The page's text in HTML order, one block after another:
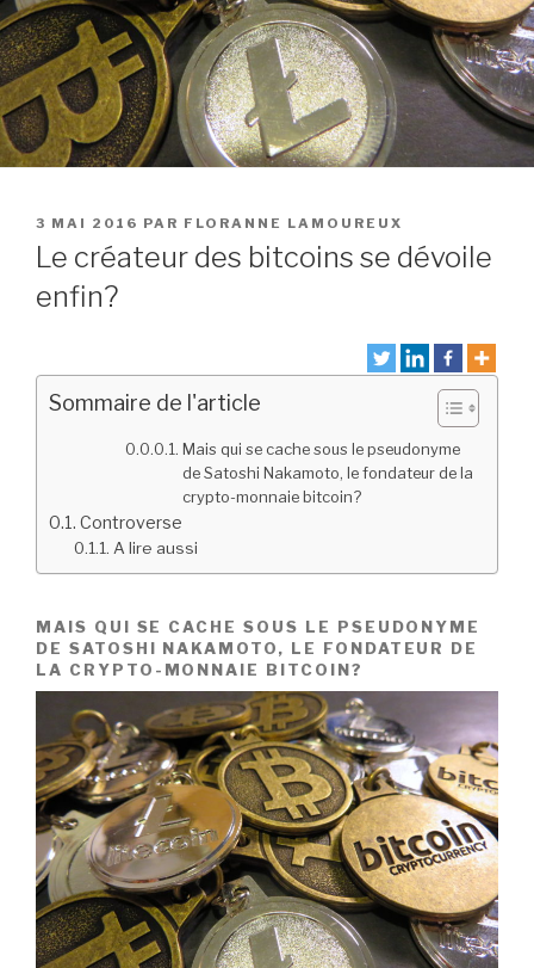
PUBLIÉ
LE
3 MAI 2016 PAR FLORANNE LAMOUREUX
Le créateur des bitcoins se dévoile
enfin?
Sommaire de l'article
Mais qui se cache sous le pseudonyme
de Satoshi Nakamoto, le fondateur de la
crypto-monnaie bitcoin?
Controverse
A lire aussi
MAIS QUI SE CACHE SOUS LE PSEUDONYME
DE SATOSHI NAKAMOTO, LE FONDATEUR DE
LA CRYPTO-MONNAIE BITCOIN?